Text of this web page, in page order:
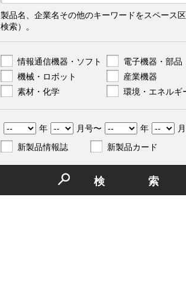
製品名、企業名その他のキーワードをスペース
検索）。
情報通信機器・ソフト
電子機器・部品
機械・ロボット
産業機器
素材・化学
環境・エネルギ
年 月号〜 年
新製品情報誌
新製品カード
検